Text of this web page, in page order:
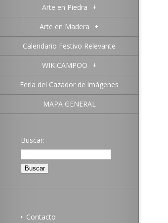
Arte en Piedra +
Arte en Madera +
Calendario Festivo Relevante
WIKICAMPOO +
Feria del Cazador de imágenes
MAPA GENERAL
Buscar:
Contacto